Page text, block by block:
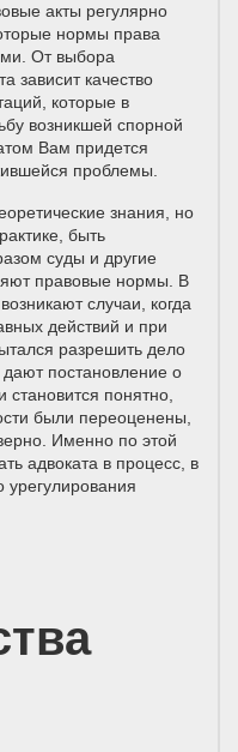
акты регулярно
нормы права
От выбора
зависит качество
которые в
возникшей спорной
Вам придется
проблемы.
знания, но
быть
суды и другие
правовые нормы. В
случаи, когда
действий и при
разрешить дело
постановление о
становится понятно,
были переоценены,
Именно по этой
адвоката в процесс, в
урегулирования